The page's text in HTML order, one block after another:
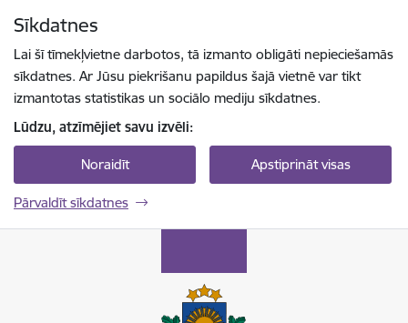
Sīkdatnes
Lai šī tīmekļvietne darbotos, tā izmanto obligāti nepieciešamās
sīkdatnes. Ar Jūsu piekrišanu papildus šajā vietnē var tikt
izmantotas statistikas un sociālo mediju sīkdatnes.
Lūdzu, atzīmējiet savu izvēli:
Noraidīt Apstiprināt visas
Pārvaldīt sīkdatnes